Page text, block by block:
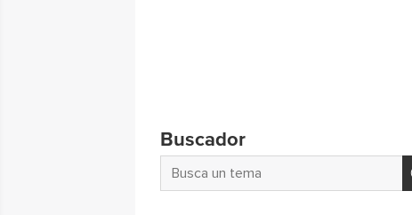
Buscador